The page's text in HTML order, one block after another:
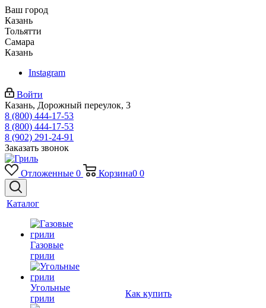
Ваш город
Казань
Тольятти
Самара
Казань
Instagram
Войти
Казань, Дорожный переулок, 3
8 (800) 444-17-53
8 (800) 444-17-53
8 (902) 291-24-91
Заказать звонок
Отложенные 0 Корзина0 0
Каталог
Газовые
грили
Угольные
грили
Как купить